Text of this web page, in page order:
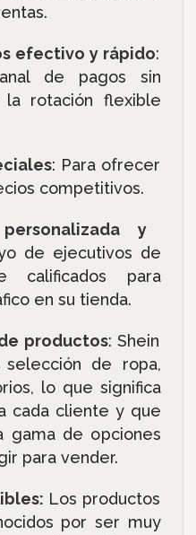
efectivo y rápido:
de pagos sin
la rotación flexible
: Para ofrecer
competitivos.
y
de ejecutivos de
calificados para
en su tienda.
productos: Shein
de ropa,
lo que significa
cada cliente y que
gama de opciones
para vender.
Los productos
por ser muy